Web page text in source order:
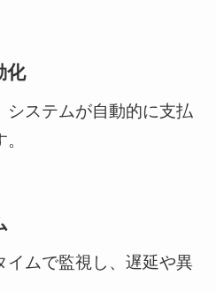
化
システムが自動的に支払
イムで監視し、遅延や異